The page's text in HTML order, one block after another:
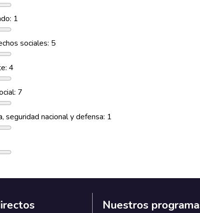
1
sociales: 5
4
7
seguridad nacional y defensa: 1
Nuestros